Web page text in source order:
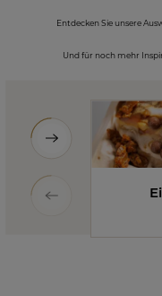
Entdecken Sie unsere
Und für noch mehr